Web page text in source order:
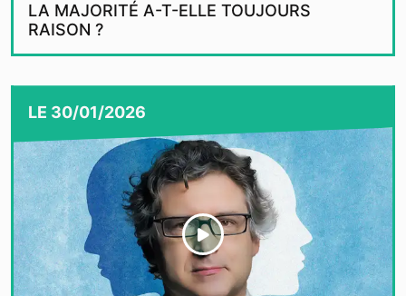
LA MAJORITÉ A-T-ELLE TOUJOURS
RAISON ?
LE 30/01/2026